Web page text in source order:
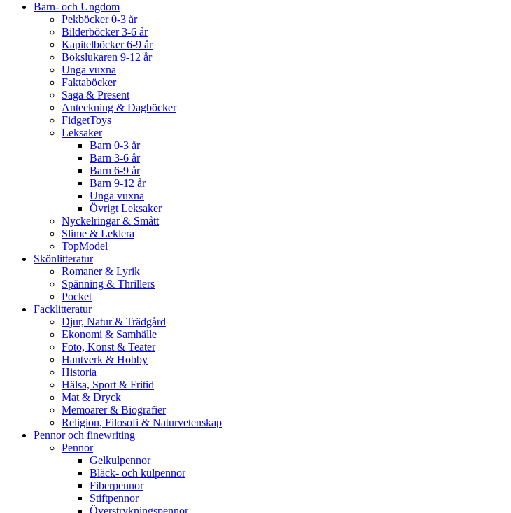
Barn- och Ungdom
Pekböcker 0-3 år
Bilderböcker 3-6 år
Kapitelböcker 6-9 år
Bokslukaren 9-12 år
Unga vuxna
Faktaböcker
Saga & Present
Anteckning & Dagböcker
FidgetToys
Leksaker
Barn 0-3 år
Barn 3-6 år
Barn 6-9 år
Barn 9-12 år
Unga vuxna
Övrigt Leksaker
Nyckelringar & Smått
Slime & Leklera
TopModel
Skönlitteratur
Romaner & Lyrik
Spänning & Thrillers
Pocket
Facklitteratur
Djur, Natur & Trädgård
Ekonomi & Samhälle
Foto, Konst & Teater
Hantverk & Hobby
Historia
Hälsa, Sport & Fritid
Mat & Dryck
Memoarer & Biografier
Religion, Filosofi & Naturvetenskap
Pennor och finewriting
Pennor
Gelkulpennor
Bläck- och kulpennor
Fiberpennor
Stiftpennor
Överstrykningspennor